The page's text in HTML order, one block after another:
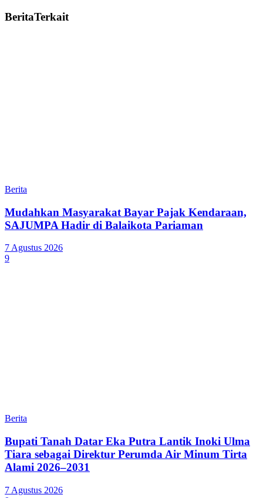
BeritaTerkait
Berita
Mudahkan Masyarakat Bayar Pajak Kendaraan,
SAJUMPA Hadir di Balaikota Pariaman
7 Agustus 2026
9
Berita
Bupati Tanah Datar Eka Putra Lantik Inoki Ulma
Tiara sebagai Direktur Perumda Air Minum Tirta
Alami 2026–2031
7 Agustus 2026